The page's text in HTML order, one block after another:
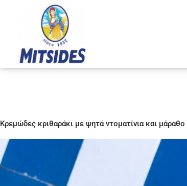
περιεχόμενο
Κρεμώδες κριθαράκι με ψητά ντοματίνια και μάραθο